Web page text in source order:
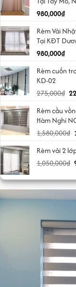
980,000₫
Rèm Vải
Tại KĐT
980,000₫
Rèm cuốn
KD-02
275,000₫
là:
Rèm cầu
Hàm Nghi
1,580,000₫
Rèm vải 2
1,050,000₫